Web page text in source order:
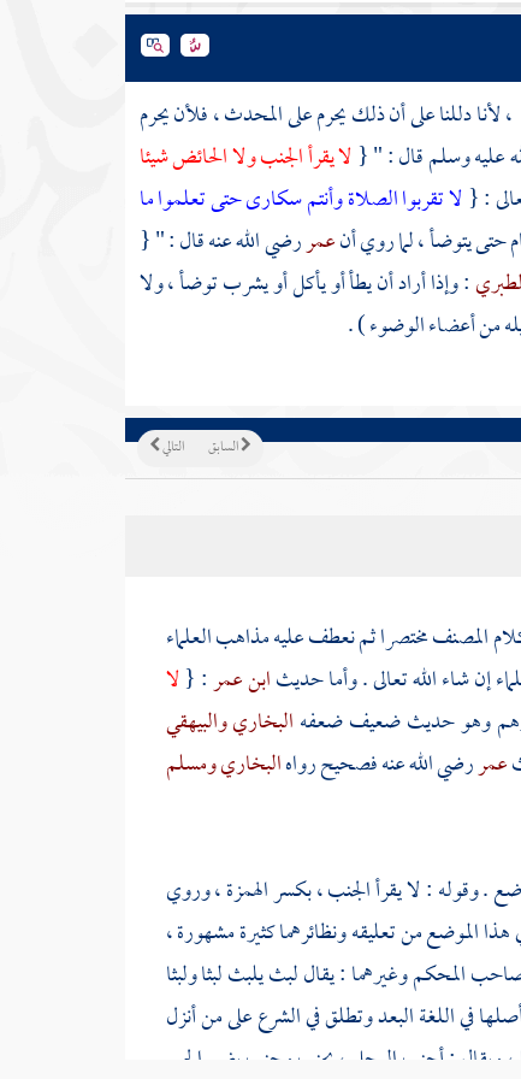
، لأنا دللنا على أن ذلك يحرم على المحدث ، فلأن يحرم
عليه وسلم قال : " {لا يقرأ الجنب ولا الحائض شيئا
: {لا تقربوا الصلاة وأنتم سكارى حتى تعلموا ما
حتى يتوضأ ، لما روي أنعمررضي الله عنه قال : " {
: وإذا أراد أن يطأ أو يأكل أو يشرب توضأ ، ولا
من أعضاء الوضوء ) .
التالي السابق
المصنفمختصرا ثم نعطف عليه مذاهب العلماء
إن شاء الله تعالى . وأما حديثابن عمر: {لا
وهو حديث ضعيف ضعفهالبخاريوالبيهقي
عمررضي الله عنه فصحيح رواهالبخاريومسلم
. وقوله : لا يقرأ الجنب ، بكسر الهمزة ، وروي
هذا الموضع من تعليقه ونظائرهما كثيرة مشهورة ،
المحكم وغيرهما : يقال لبث يلبث لبثا ولبثا
في اللغة البعد وتطلق في الشرع على من أنزل
، ويقال : أجنب الرجل ، يجنب وجنب بضم الجيم